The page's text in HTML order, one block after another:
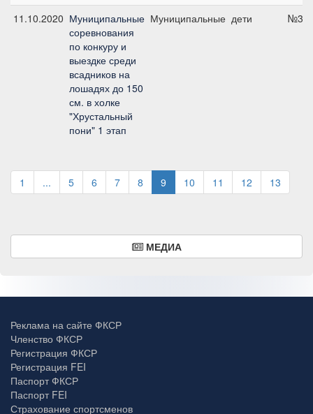
11.10.2020 Муниципальные
соревнования
по конкуру и
выездке среди
всадников на
лошадях до 150
см. в холке
"Хрустальный
пони" 1 этап
Муниципальные дети №3,
1 ... 5 6 7 8 9 10 11 12 13
МЕДИА
Реклама на сайте ФКСР
Членство ФКСР
Регистрация ФКСР
Регистрация FEI
Паспорт ФКСР
Паспорт FEI
Страхование спортсменов